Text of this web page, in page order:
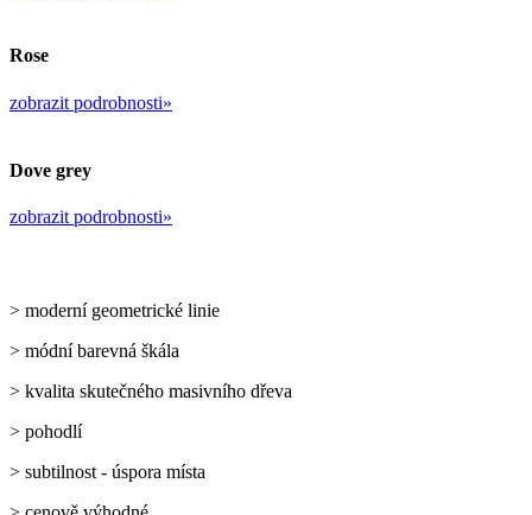
Rose
zobrazit podrobnosti»
Dove grey
zobrazit podrobnosti»
> moderní geometrické linie
> módní barevná škála
> kvalita skutečného masivního dřeva
> pohodlí
> subtilnost - úspora místa